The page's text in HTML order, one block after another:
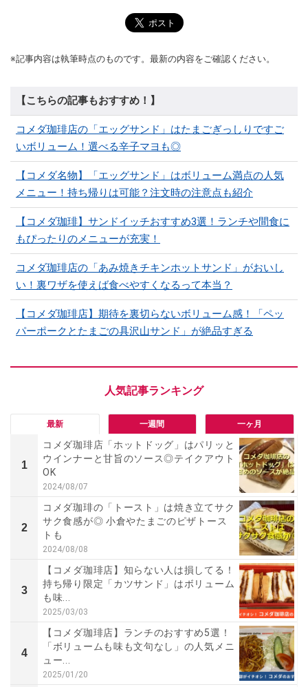
※記事内容は執筆時点のものです。最新の内容をご確認ください。
【こちらの記事もおすすめ！】
コメダ珈琲店の「エッグサンド」はたまごぎっしりですご
いボリューム！選べる辛子マヨも◎
【コメダ名物】「エッグサンド」はボリューム満点の人気
メニュー！持ち帰りは可能？注文時の注意点も紹介
【コメダ珈琲】サンドイッチおすすめ3選！ランチや間食に
もぴったりのメニューが充実！
コメダ珈琲店の「あみ焼きチキンホットサンド」がおいし
い！裏ワザを使えば食べやすくなるって本当？
【コメダ珈琲店】期待を裏切らないボリューム感！「ペッ
パーポークとたまごの具沢山サンド」が絶品すぎる
最新 一週間 一ヶ月
1
コメダ珈琲店「ホットドッグ」はパリッと
ウインナーと甘旨のソース◎テイクアウト
OK
2024/08/07
2
コメダ珈琲の「トースト」は焼き立てサク
サク食感が◎ 小倉やたまごのピザトース
トも
2024/08/08
3
【コメダ珈琲店】知らない人は損してる！
持ち帰り限定「カツサンド」はボリューム
も味...
2025/03/03
4
【コメダ珈琲店】ランチのおすすめ5選！
「ボリュームも味も文句なし」の人気メニ
ュー...
2025/01/20